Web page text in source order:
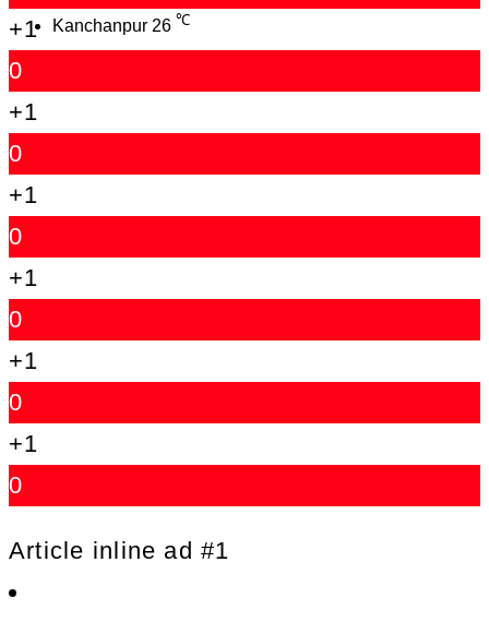
Kanchanpur 26 ℃
+1
0
+1
0
+1
0
+1
0
+1
0
+1
0
Article inline ad #1